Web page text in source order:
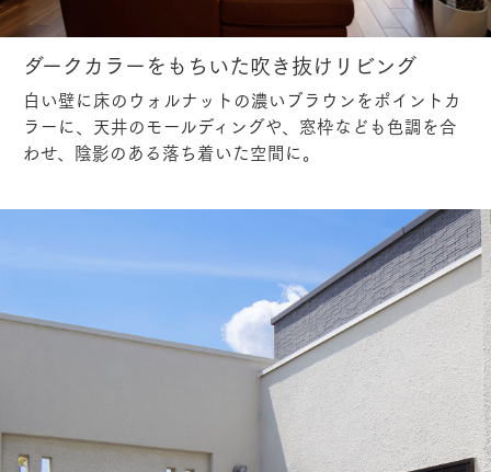
ダークカラーをもちいた吹き抜けリビング
白い壁に床のウォルナットの濃いブラウンをポイントカ
ラーに、天井のモールディングや、窓枠なども色調を合
わせ、陰影のある落ち着いた空間に。